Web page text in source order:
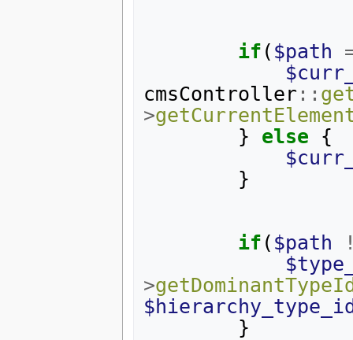
if ( $path
cmsController ::
>
}
else
{
}
if ( $path
>
}